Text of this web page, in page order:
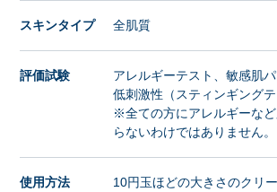
スキンタイプ 全肌質
評価試験
アレルギーテスト、敏感肌
低刺激性（スティンギングテ
※全ての方にアレルギーなど
らないわけではありません。
使用方法
10円玉ほどの大きさのクリ